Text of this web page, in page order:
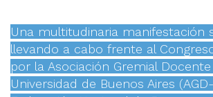
Una multitudinaria manifestación
llevando a cabo frente al
por la Asociación Gremial
Universidad de Buenos Aires